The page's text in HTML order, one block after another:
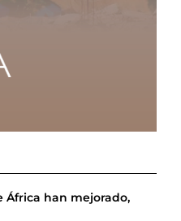
África han mejorado,